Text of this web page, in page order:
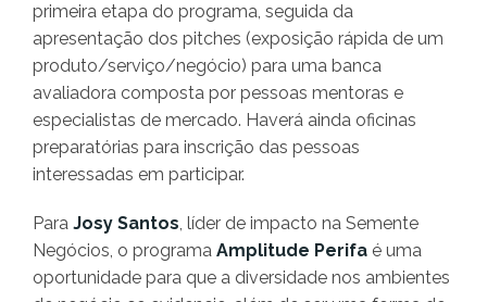
primeira etapa do programa, seguida da
apresentação dos pitches (exposição rápida de um
produto/serviço/negócio) para uma banca
avaliadora composta por pessoas mentoras e
especialistas de mercado. Haverá ainda oficinas
preparatórias para inscrição das pessoas
interessadas em participar.
Para Josy Santos, líder de impacto na Semente
Negócios, o programa Amplitude Perifa é uma
oportunidade para que a diversidade nos ambientes